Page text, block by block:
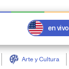
en vivo
Arte y Cultura